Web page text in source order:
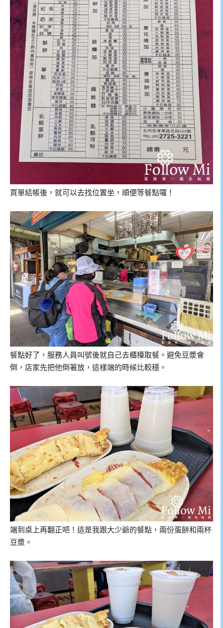
買單結帳後，就可以去找位置坐，順便等餐點囉！
餐點好了，服務人員叫號後就自己去櫃檯取餐。避免豆漿會
倒，店家先把他倒著放，這樣端的時候比較穩。
端到桌上再翻正吧！這是我跟大少爺的餐點，兩份蛋餅和兩杯
豆漿。